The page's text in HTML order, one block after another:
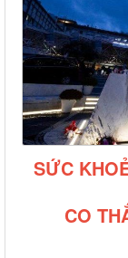
SỨC
CO